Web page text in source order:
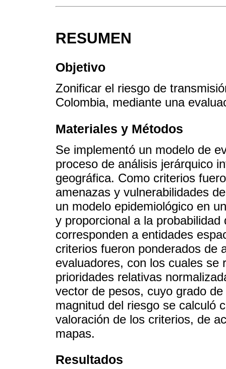
RESUMEN
Objetivo
Zonificar el riesgo de
Colombia, mediante una
Materiales y Métodos
Se implementó un modelo de
proceso de análisis jerárquico
geográfica. Como criterios
amenazas y vulnerabilidades
un modelo epidemiológico en
y proporcional a la
corresponden a entidades
criterios fueron ponderados de
evaluadores, con los cuales se
prioridades relativas
vector de pesos, cuyo grado
magnitud del riesgo se calculó
valoración de los criterios, de
mapas.
Resultados